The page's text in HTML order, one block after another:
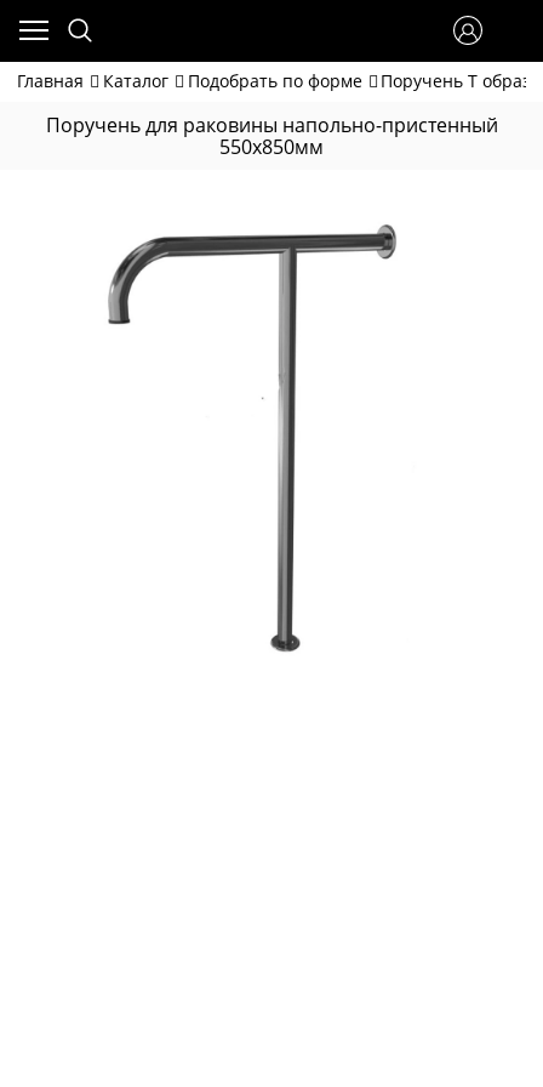
Главная Каталог Подобрать по форме Поручень Т
Поручень для раковины напольно-пристенный
550х850мм